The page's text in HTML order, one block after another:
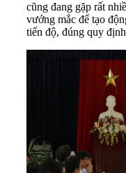
cũng đang gặp rất
vướng mắc để tạo
tiến độ, đúng quy